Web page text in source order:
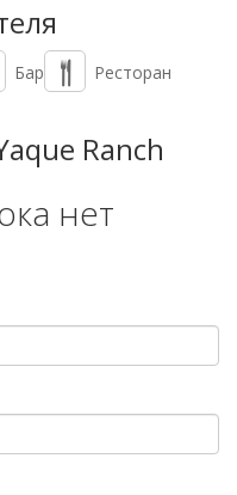
Бар Ресторан
Ranch
нет